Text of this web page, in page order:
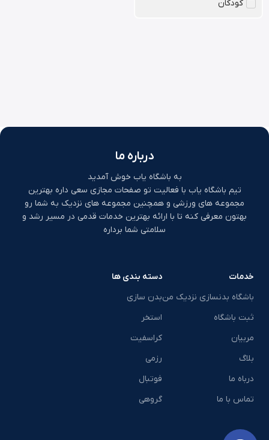
کودکان
درباره ما
به باشگاه یاب خوش آمدید
تیم باشگاه یاب با فعالیت تو صفحات مجازی سعی داره بهترین
مجموعه های ورزشی و همچنین مجموعه های نزدیک به شما رو
بهتون معرفی کنه تا با ارائه بهترین خدمات قدمی در مسیر رشد و
سلامتی شما برداره
خدمات
باشگاه بدنسازی نزدیک من
ثبت باشگاه
مربیان
بلاگ
درباه ما
تماس با ما
دسته بندی ها
بدن سازی
استخر
کراسفیت
رزمی
فوتبال
گروهی